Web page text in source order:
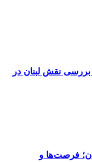
بررسی نقش لبنان در
فرصت‌ها و